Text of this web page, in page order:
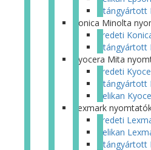
Utángyártott
Konica Minolta
Eredeti
Kyocera Mita
Eredeti
Pelikan
Lexmark
Eredeti
Pelikan